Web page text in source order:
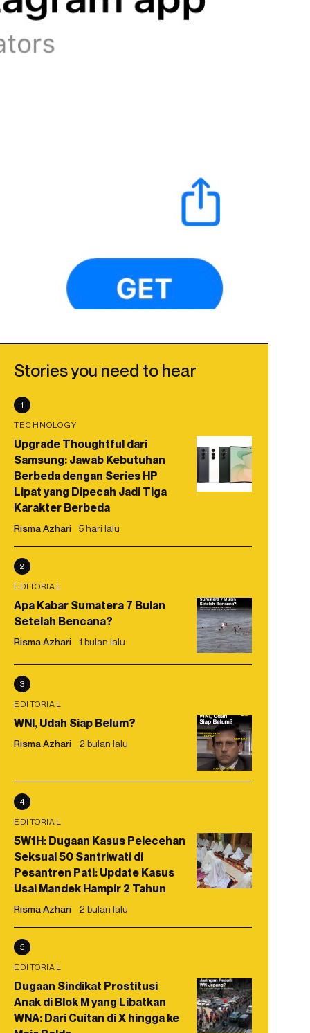
Stories you need to hear
1
TECHNOLOGY
Upgrade Thoughtful dari
Samsung: Jawab Kebutuhan
Berbeda dengan Series HP
Lipat yang Dipecah Jadi Tiga
Karakter Berbeda
Risma Azhari 5 hari lalu
2
EDITORIAL
Apa Kabar Sumatera 7 Bulan
Setelah Bencana?
Risma Azhari 1 bulan lalu
3
EDITORIAL
WNI, Udah Siap Belum?
Risma Azhari 2 bulan lalu
4
EDITORIAL
5W1H: Dugaan Kasus Pelecehan
Seksual 50 Santriwati di
Pesantren Pati: Update Kasus
Usai Mandek Hampir 2 Tahun
Risma Azhari 2 bulan lalu
5
EDITORIAL
Dugaan Sindikat Prostitusi
Anak di Blok M yang Libatkan
WNA: Dari Cuitan di X hingga ke